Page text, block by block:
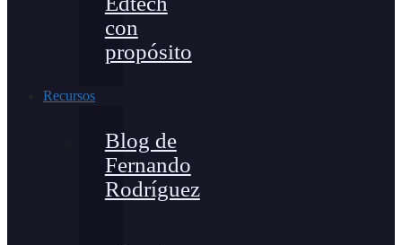
con
propósito
Recursos
Blog de
Fernando
Rodríguez